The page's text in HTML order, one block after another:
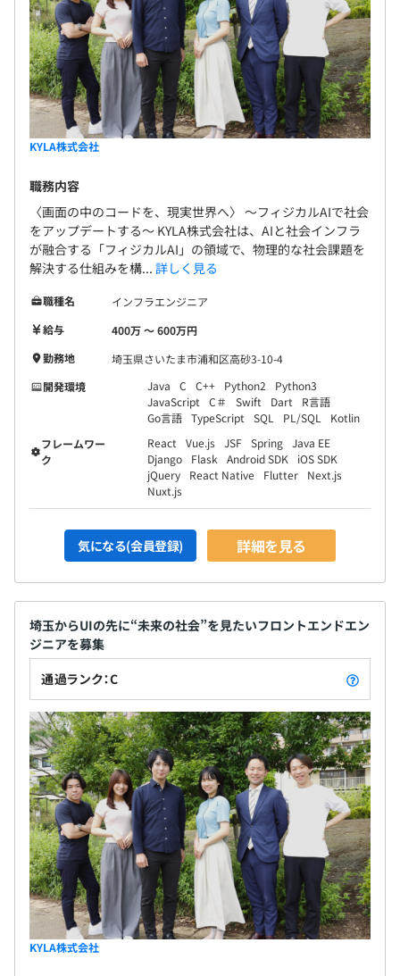
KYLA株式会社
職務内容
〈画面の中のコードを、現実世界へ〉 ～フィジカルAIで社会
をアップデートする～ KYLA株式会社は、AIと社会インフラ
が融合する「フィジカルAI」の領域で、物理的な社会課題を
解決する仕組みを構... 詳しく見る
職種名
インフラエンジニア
給与
400万 〜 600万円
勤務地
埼玉県さいたま市浦和区高砂3-10-4
開発環境
Java C C++ Python2
Python3
JavaScript
C＃ Swift Dart
R言語
Go言語 TypeScript SQL PL/SQL
Kotlin
フレームワー
ク
React Vue.js JSF Spring Java EE
Django
Flask Android SDK
iOS SDK
jQuery
React Native Flutter
Next.js
Nuxt.js
気になる(会員登録) 詳細を見る
埼玉からUIの先に“未来の社会”を見たいフロントエンドエン
ジニアを募集
通過ランク：C
KYLA株式会社